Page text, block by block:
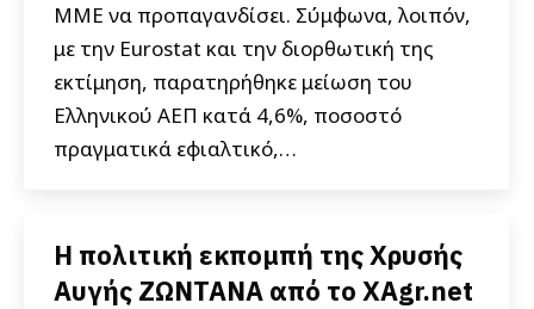
ΜΜΕ να προπαγανδίσει. Σύμφωνα, λοιπόν,
με την Eurostat και την διορθωτική της
εκτίμηση, παρατηρήθηκε μείωση του
Ελληνικού ΑΕΠ κατά 4,6%, ποσοστό
πραγματικά εφιαλτικό,…
Η πολιτική εκπομπή της Χρυσής
Αυγής ΖΩΝΤΑΝΑ από το XAgr.net